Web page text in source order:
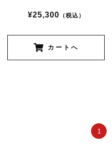
¥25,300 （税込）
カートへ
1